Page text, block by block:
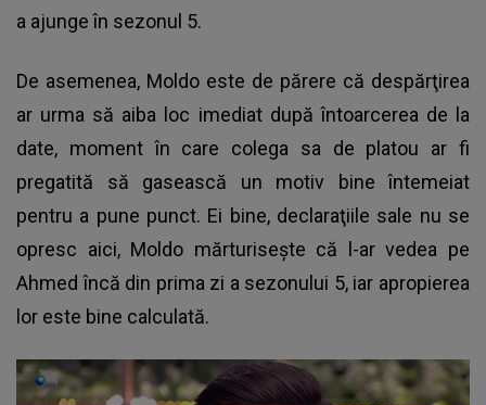
a ajunge în sezonul 5.
De asemenea, Moldo este de părere că despărţirea
ar urma să aiba loc imediat după întoarcerea de la
date, moment în care colega sa de platou ar fi
pregatită să gasească un motiv bine întemeiat
pentru a pune punct. Ei bine, declaraţiile sale nu se
opresc aici, Moldo mărturisește că l-ar vedea pe
Ahmed încă din prima zi a sezonului 5, iar apropierea
lor este bine calculată.